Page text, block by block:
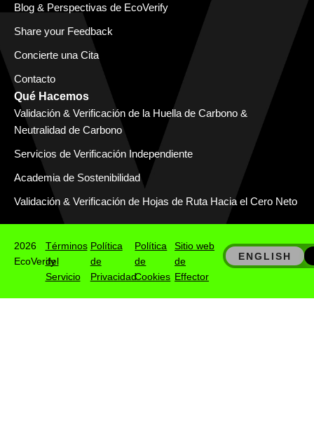
Blog & Perspectivas de EcoVerify
Share your Feedback
Concierte una Cita
Contacto
Qué Hacemos
Validación & Verificación de la Huella de Carbono &
Neutralidad de Carbono
Servicios de Verificación Independiente
Academia de Sostenibilidad
Validación & Verificación de Hojas de Ruta Hacia el Cero Neto
2026
EcoVerify
Términos
del
Servicio
Política
de
Privacidad
Política
de
Cookies
Sitio web
de
Effector
ENGLISH